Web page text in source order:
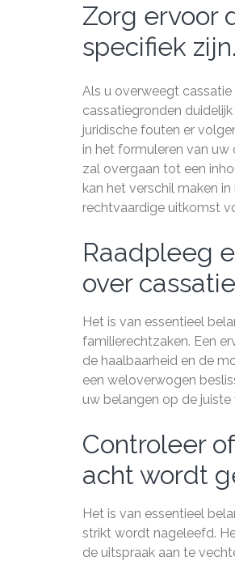
Zorg ervoor
specifiek zijn.
Als u overweegt
cassatiegronden
juridische fouten er
in het formuleren van uw
zal overgaan tot een
kan het verschil maken
rechtvaardige uitkomst
Raadpleeg
over
Het is van essentieel
familierechtzaken. Een
de haalbaarheid en de
een weloverwogen
uw belangen op de
Controleer
acht wordt
Het is van essentieel
strikt wordt nageleefd.
de uitspraak aan te